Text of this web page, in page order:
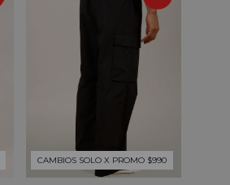
CAMBIOS SOLO X PROMO $990